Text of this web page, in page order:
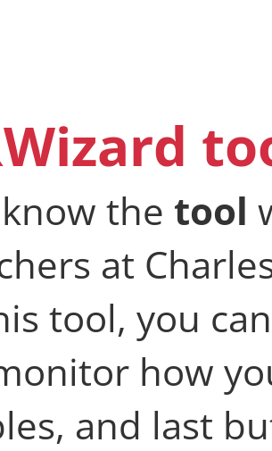
the tool
at
tool, you
how
and last